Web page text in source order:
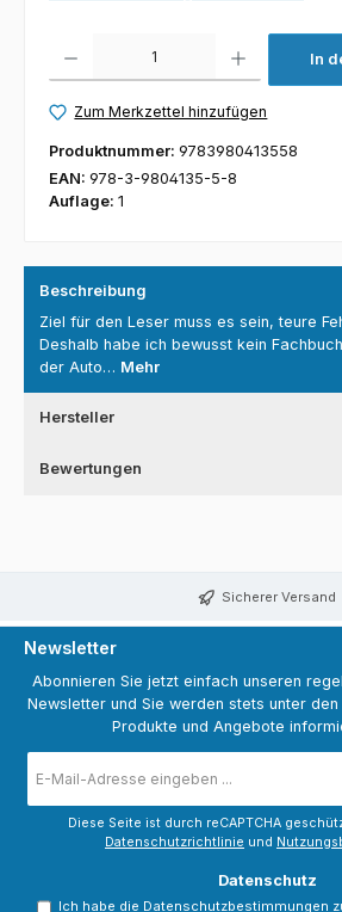
In
Zum Merkzettel hinzufügen
Produktnummer: 9783980413558
EAN: 978-3-9804135-5-8
Auflage: 1
Beschreibung
Ziel für den Leser muss es sein, teure
Deshalb habe ich bewusst kein
der Auto… Mehr
Hersteller
Bewertungen
Sicherer Versand
Newsletter
Abonnieren Sie jetzt einfach unseren
Newsletter und Sie werden stets unter
Produkte und Angebote
Mail-
Adresse
Diese Seite ist durch reCAPTCHA
Datenschutzrichtlinie und
Datenschutz
Ich habe die Datenschutzbestimmungen